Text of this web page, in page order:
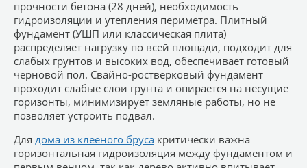
прочности бетона (28 дней), необходимость
гидроизоляции и утепления периметра. Плитный
фундамент (УШП или классическая плита)
распределяет нагрузку по всей площади, подходит для
слабых грунтов и высоких вод, обеспечивает готовый
черновой пол. Свайно-ростверковый фундамент
проходит слабые слои грунта и опирается на несущие
горизонты, минимизирует земляные работы, но не
позволяет устроить подвал.
Для дома из клееного бруса критически важна
горизонтальная гидроизоляция между фундаментом и